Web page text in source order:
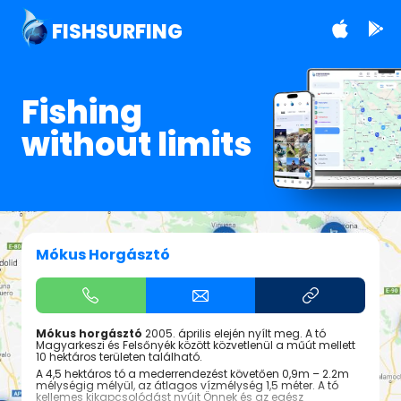
FISHSURFING
Fishing
without limits
Mókus Horgásztó
Mókus horgásztó 2005. április elején nyílt meg. A tó
Magyarkeszi és Felsőnyék között közvetlenül a műút mellett
10 hektáros területen található.
A 4,5 hektáros tó a mederrendezést követően 0,9m – 2.2m
mélységig mélyül, az átlagos vízmélység 1,5 méter. A tó
kellemes kikapcsolódást nyújt Önnek és az egész